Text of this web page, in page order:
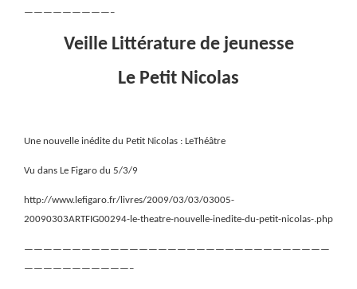
—————————–
Veille Littérature de jeunesse
Le Petit Nicolas
Une nouvelle inédite du Petit Nicolas : LeThéâtre
Vu dans Le Figaro du 5/3/9
http://www.lefigaro.fr/livres/2009/03/03/03005-
20090303ARTFIG00294-le-theatre-nouvelle-inedite-du-petit-nicolas-.php
————————————————————————————————
———————————–